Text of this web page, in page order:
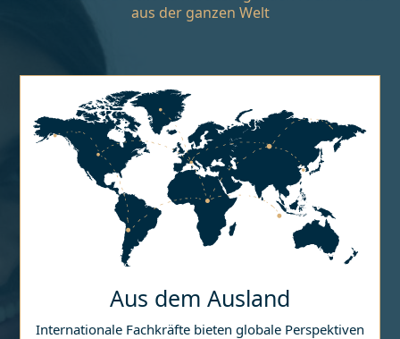
aus der ganzen Welt
Aus dem Ausland
Internationale Fachkräfte bieten globale Perspektiven